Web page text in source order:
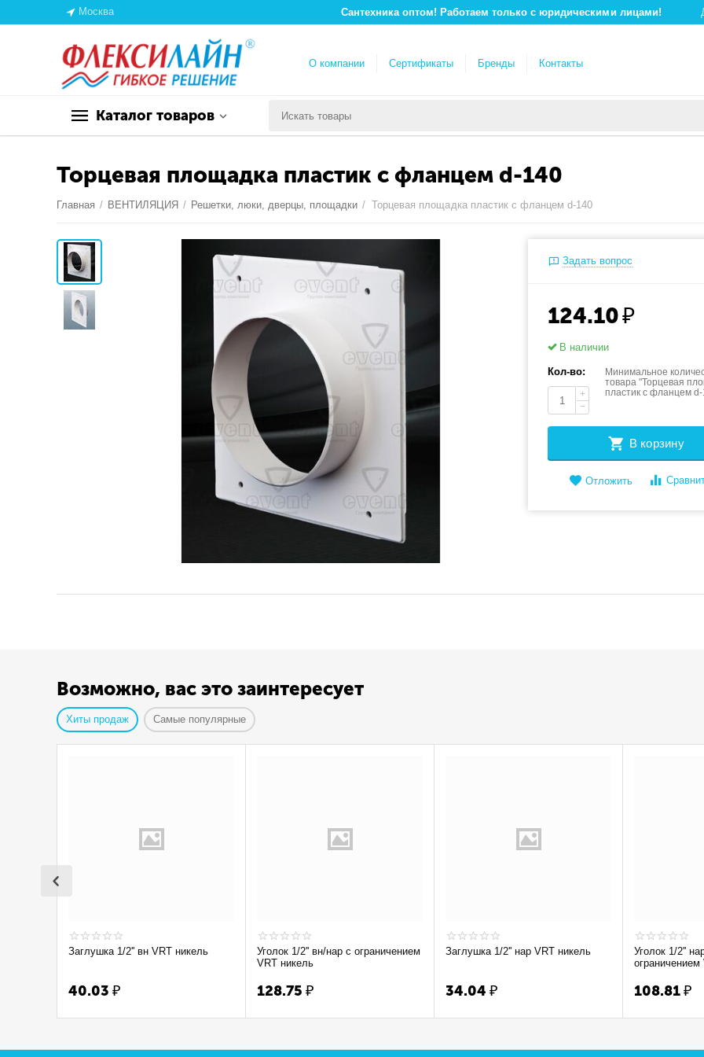
Москва Сантехника оптом! Работаем только с юридическими лицами!
О компании Сертификаты Бренды Контакты
Каталог товаров
Торцевая площадка пластик с фланцем d-140
Главная / ВЕНТИЛЯЦИЯ / Решетки, люки, дверцы, площадки / Торцевая площадка пластик с фланцем d-140
Задать вопрос
124.10₽
В наличии
Кол-во:
+
−
Минимальное
товара "Торцевая
пластик с фланцем
В корзину
Отложить
Возможно, вас это заинтересует
Хиты продаж Самые популярные
Заглушка 1/2'' вн VRT никель
40.03 ₽
Уголок 1/2'' вн/нар с ограничением
VRT никель
128.75 ₽
Заглушка 1/2'' нар VRT никель
34.04 ₽
Уголок 1/2''
ограничением
108.81₽